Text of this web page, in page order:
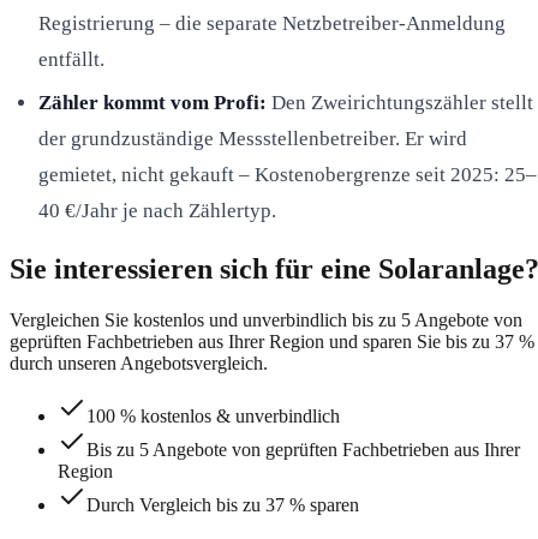
Registrierung – die separate Netzbetreiber-Anmeldung
entfällt.
Zähler kommt vom Profi: Den Zweirichtungszähler stellt
der grundzuständige Messstellenbetreiber. Er wird
gemietet, nicht gekauft – Kostenobergrenze seit 2025: 25–
40 €/Jahr je nach Zählertyp.
Sie interessieren sich für eine Solaranlage?
Vergleichen Sie kostenlos und unverbindlich bis zu 5 Angebote von
geprüften Fachbetrieben aus Ihrer Region und sparen Sie bis zu 37 %
durch unseren Angebotsvergleich.
100 % kostenlos & unverbindlich
Bis zu 5 Angebote von geprüften Fachbetrieben aus Ihrer
Region
Durch Vergleich bis zu 37 % sparen